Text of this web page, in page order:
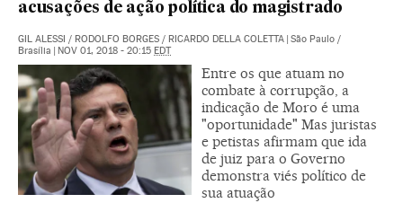
acusações de ação política do magistrado
GIL ALESSI / RODOLFO BORGES / RICARDO DELLA COLETTA São Paulo /
Brasília
NOV 01, 2018 - 20:15 EDT
Entre os que atuam no
combate à corrupção, a
indicação de Moro é uma
"oportunidade" Mas juristas
e petistas afirmam que ida
de juiz para o Governo
demonstra viés político de
sua atuação